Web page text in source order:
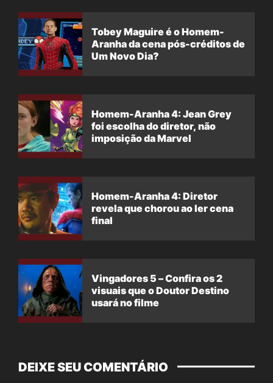
Tobey Maguire é o Homem-
Aranha da cena pós-créditos de
Um Novo Dia?
Homem-Aranha 4: Jean Grey
foi escolha do diretor, não
imposição da Marvel
Homem-Aranha 4: Diretor
revela que chorou ao ler cena
final
Vingadores 5 – Confira os 2
visuais que o Doutor Destino
usará no filme
DEIXE SEU COMENTÁRIO